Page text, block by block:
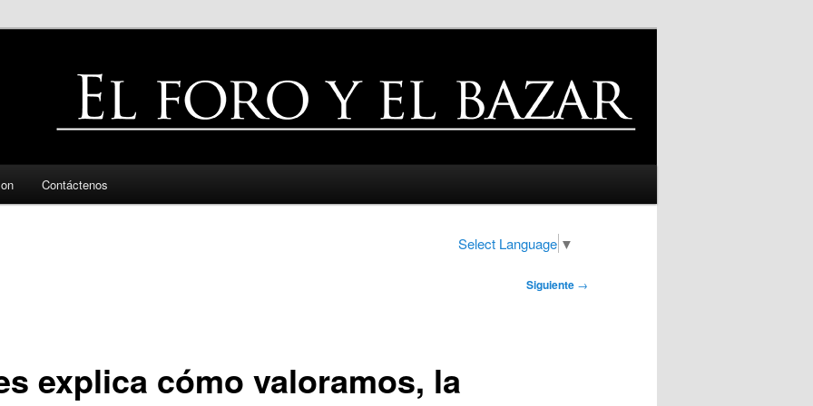
Contáctenos
Select Language ▼
Siguiente →
explica cómo valoramos, la